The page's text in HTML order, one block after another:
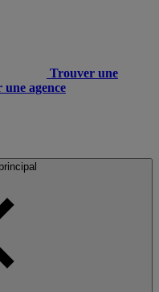
Trouver une
agence